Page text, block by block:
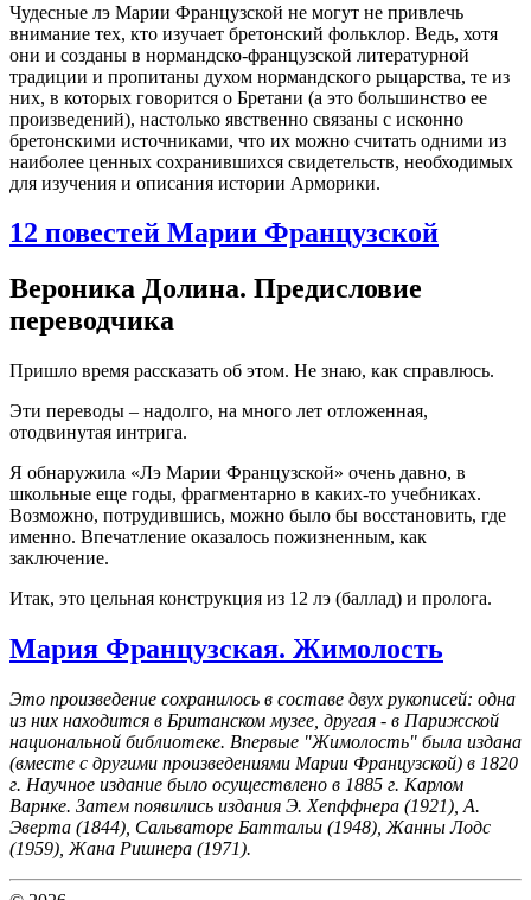
Чудесные лэ Марии Французской не могут не привлечь
внимание тех, кто изучает бретонский фольклор. Ведь, хотя
они и созданы в нормандско-французской литературной
традиции и пропитаны духом нормандского рыцарства, те из
них, в которых говорится о Бретани (а это большинство ее
произведений), настолько явственно связаны с исконно
бретонскими источниками, что их можно считать одними из
наиболее ценных сохранившихся свидетельств, необходимых
для изучения и описания истории Арморики.
12 повестей Марии Французской
Вероника Долина. Предисловие
переводчика
Пришло время рассказать об этом. Не знаю, как справлюсь.
Эти переводы – надолго, на много лет отложенная,
отодвинутая интрига.
Я обнаружила «Лэ Марии Французской» очень давно, в
школьные еще годы, фрагментарно в каких-то учебниках.
Возможно, потрудившись, можно было бы восстановить, где
именно. Впечатление оказалось пожизненным, как
заключение.
Итак, это цельная конструкция из 12 лэ (баллад) и пролога.
Мария Французская. Жимолость
Это произведение сохранилось в составе двух рукописей: одна
из них находится в Британском музее, другая - в Парижской
национальной библиотеке. Впервые "Жимолость" была издана
(вместе с другими произведениями Марии Французской) в 1820
г. Научное издание было осуществлено в 1885 г. Карлом
Варнке. Затем появились издания Э. Хепффнера (1921), А.
Эверта (1844), Сальваторе Баттальи (1948), Жанны Лодс
(1959), Жана Ришнера (1971).